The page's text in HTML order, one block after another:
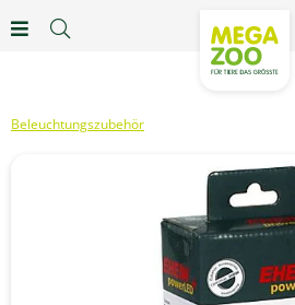
Beleuchtungszubehör